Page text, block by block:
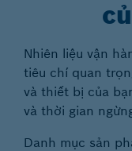
Nhiên liệu vận
tiêu chí quan
và thiết bị của
và thời gian
Danh mục sản